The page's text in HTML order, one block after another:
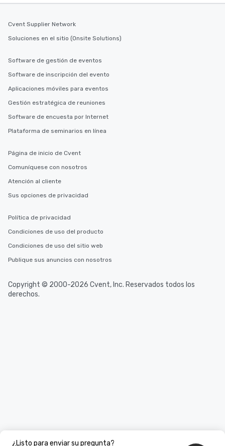
¿Listo para enviar su pregunta?
Cvent Supplier Network
Soluciones en el sitio (Onsite Solutions)
Software de gestión de eventos
Software de inscripción del evento
Aplicaciones móviles para eventos
Gestión estratégica de reuniones
Software de encuesta por Internet
Plataforma de seminarios en línea
Página de inicio de Cvent
Comuníquese con nosotros
Atención al cliente
Sus opciones de privacidad
Política de privacidad
Condiciones de uso del producto
Condiciones de uso del sitio web
Publique sus anuncios con nosotros
Copyright © 2000-2026 Cvent, Inc. Reservados todos los
derechos.